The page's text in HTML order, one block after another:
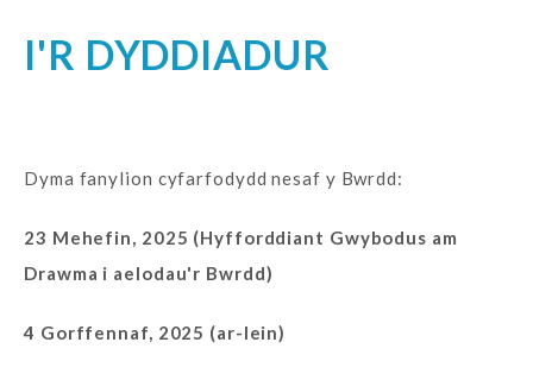
I'R DYDDIADUR
Dyma fanylion cyfarfodydd nesaf y Bwrdd:
23 Mehefin, 2025 (Hyfforddiant Gwybodus am
Drawma i aelodau'r Bwrdd)
4 Gorffennaf, 2025 (ar-lein)